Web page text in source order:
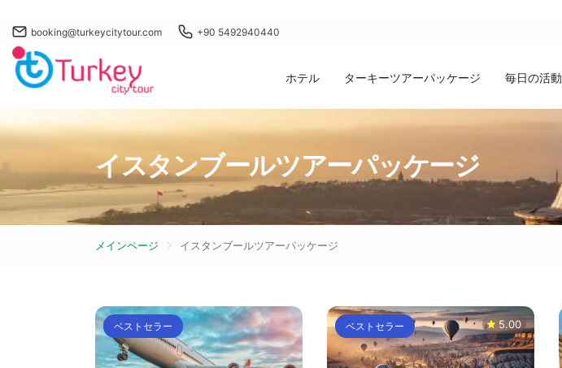
booking@turkeycitytour.com +90 5492940440
ホテル ターキーツアーパッケージ 毎日の活動
イスタンブールツアーパッケージ
メインページ イスタンブールツアーパッケージ
ベストセラー ベストセラー 5.00